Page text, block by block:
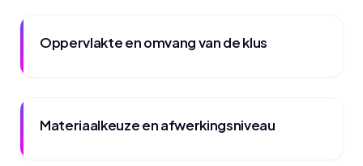
Oppervlakte en omvang van de klus
Materiaalkeuze en afwerkingsniveau